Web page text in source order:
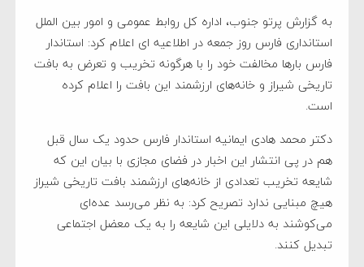
به گزارش پرتو جنوب، اداره کل روابط عمومی و امور بین الملل
استانداری فارس روز جمعه در اطلاعیه ای اعلام کرد: استاندار
فارس بارها مخالفت خود را با هرگونه تخریب و تعرض به بافت
تاریخی شیراز و خانه‌های ارزشمند این بافت را اعلام کرده
است.
دکتر محمد هادی ایمانیه استاندار فارس حدود یک سال قبل
هم در پی انتشار این اخبار در فضای مجازی با بیان این که
شایعه تخریب تعدادی از خانه‌های ارزشمند بافت تاریخی شیراز
هیچ مبنایی ندارد تصریح کرد: به نظر می‌رسد عده‌ای
می‌کوشند به دلایلی این شایعه را به یک معضل اجتماعی
تبدیل کنند.